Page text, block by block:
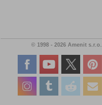
© 1998 - 2026 Amenit s.r.o.